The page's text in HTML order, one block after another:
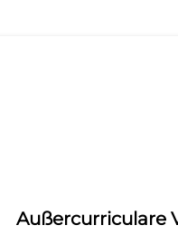
Außercurriculare